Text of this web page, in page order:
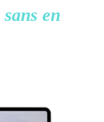
sans en